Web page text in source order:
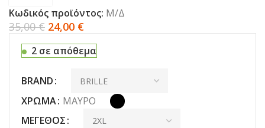
Κωδικός προϊόντος: Μ/Δ
35,00€ 24,00 €
2 σε απόθεμα
BRAND
ΧΡΏΜΑ ΜΑΎΡΟ
ΜΈΓΕΘΟΣ